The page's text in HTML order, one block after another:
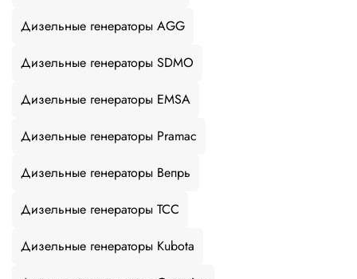
Дизельные генераторы AGG
Дизельные генераторы SDMO
Дизельные генераторы EMSA
Дизельные генераторы Pramac
Дизельные генераторы Вепрь
Дизельные генераторы ТСС
Дизельные генераторы Kubota